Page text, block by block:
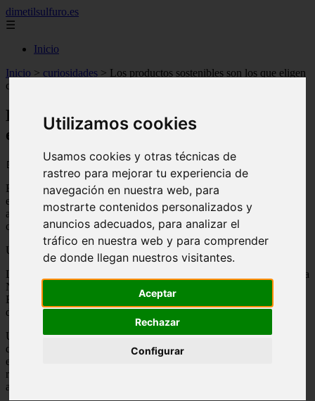
Utilizamos cookies
Usamos cookies y otras técnicas de
rastreo para mejorar tu experiencia de
navegación en nuestra web, para
mostrarte contenidos personalizados y
anuncios adecuados, para analizar el
tráfico en nuestra web y para comprender
de donde llegan nuestros visitantes.
Aceptar
Rechazar
Configurar
dimetilsulfuro.es
☰
Inicio
Inicio > curiosidades > Los productos sostenibles son los que eligen
consumir los europeos
Los productos sostenibles son los que
eligen consumir los europeos
📅 20/07/2025
El 73% de los europeos quiere consumir productos sostenibles. Por
esa razón pretenden una legislación comunitaria que asegure ese
aspecto. Esto señala que la mayoría de los europeos están
comprometidos con la biodiversidad y la ecología.
Una encuesta hecha a la población confirma este compromiso
La encuesta se realizó por pedido de la ONG Fondo Mundial para la
Naturaleza (WWF). Se dio a conocer el día 27 de octubre de 2021.
En ella, el 76% de los ciudadanos encuestados piensa que la UE
debería ser estricta con el cuidado de los bosques y ecosistemas.
Un 74% es de la opinión que los productos alimenticios importados
deberían ser aprobados por la UE con estándares propios. A su vez,
el 51% cree que los gobiernos deberían ser los encargados de
reducir el impacto ambiental generado por la producción de los
alimentos.